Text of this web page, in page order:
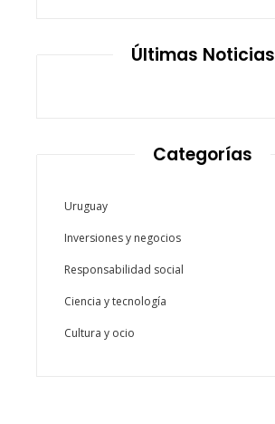
Últimas Noticias
Categorías
Uruguay
Inversiones y negocios
Responsabilidad social
Ciencia y tecnología
Cultura y ocio